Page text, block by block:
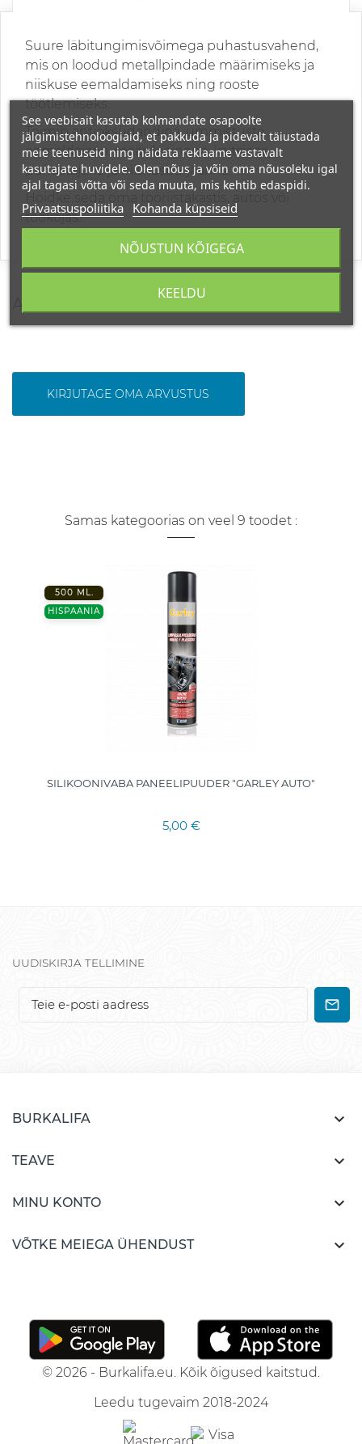
Suure läbitungimisvõimega puhastusvahend,
mis on loodud metallpindade määrimiseks ja
niiskuse eemaldamiseks ning rooste
töötlemiseks.
Toimib antioksüdandina, ummistuste
eemaldajana, määrdeainena, kaitsjana,
puhastajana ja niiskusbarjäärina.
töökojas.
KIRJUTAGE OMA ARVUSTUS
Samas kategoorias on veel 9 toodet :
500 ML.
HISPAANIA
SILIKOONIVABA PANEELIPUUDER "GARLEY AUTO"
5,00 €
UUDISKIRJA TELLIMINE
BURKALIFA 
TEAVE 
MINU KONTO 
VÕTKE MEIEGA ÜHENDUST 
© 2026 - Burkalifa.eu. Kõik õigused kaitstud.
Leedu tugevaim 2018-2024
See veebisait kasutab kolmandate osapoolte
jälgimistehnoloogiaid, et pakkuda ja pidevalt täiustada
meie teenuseid ning näidata reklaame vastavalt
kasutajate huvidele. Olen nõus ja võin oma nõusoleku igal
ajal tagasi võtta või seda muuta, mis kehtib edaspidi.
Privaatsuspoliitika Kohanda küpsiseid
KEELDU
NÕUSTUN KÕIGEGA